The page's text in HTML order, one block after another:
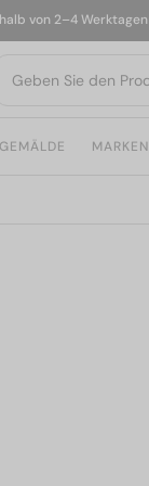
2–4 Werktagen
GEMÄLDE MARKEN